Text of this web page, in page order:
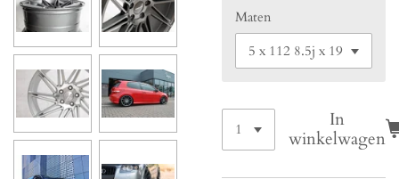
Maten
In
winkelwagen